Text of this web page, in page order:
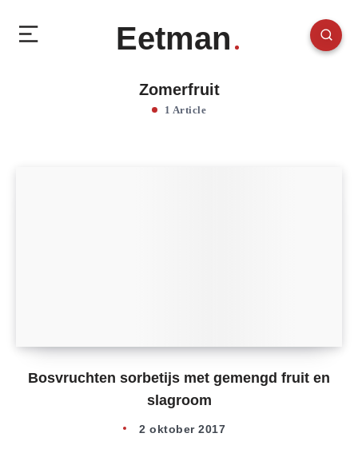
Eetman
Zomerfruit
1 Article
Bosvruchten sorbetijs met gemengd fruit en
slagroom
2 oktober 2017